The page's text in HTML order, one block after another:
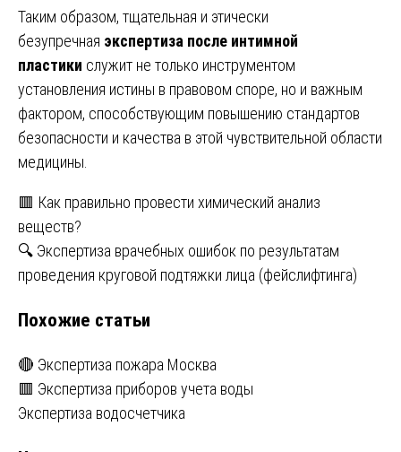
Таким образом, тщательная и этически
безупречная экспертиза после интимной
пластики служит не только инструментом
установления истины в правовом споре, но и важным
фактором, способствующим повышению стандартов
безопасности и качества в этой чувствительной области
медицины.
Навигация
по
записям
🟥 Как правильно провести химический анализ
веществ?
🔍 Экспертиза врачебных ошибок по результатам
проведения круговой подтяжки лица (фейслифтинга)
Похожие статьи
🔴 Экспертиза пожара Москва
🟥 Экспертиза приборов учета воды
Экспертиза водосчетчика